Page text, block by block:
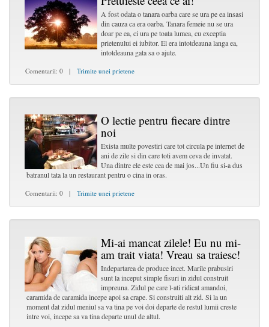
A fost odata o tanara oarba care se ura pe ea insasi
din cauza ca era oarba. Tanara femeie nu se ura
doar pe ea, ci ura pe toata lumea, cu exceptia
prietenului ei iubitor. El era intotdeauna langa ea,
intotdeauna gata sa o ajute.
Comentarii: 0 | Trimite unei prietene
O lectie pentru fiecare dintre
noi
Exista multe povestiri care tot circula pe internet de
ani de zile si din care toti avem ceva de invatat.
Una dintre ele este cea de mai jos...Un fiu si-a dus
batranul tata la un restaurant pentru o cina in oras.
Comentarii: 0 | Trimite unei prietene
Mi-ai mancat zilele! Eu nu mi-
am trait viata! Vreau sa traiesc!
Indepartarea de produce incet. Marile prabusiri
sunt la inceput simple fisuri in zidul construit
impreuna. Zidul pe care l-ati ridicat amandoi,
caramida de caramida incepe apoi sa crape. Si construiti alt zid. Si la un
moment dat zidul meniul sa va tina pe voi doi departe de restul lumii creste
intre voi, incepe sa va tina departe unul de altul.